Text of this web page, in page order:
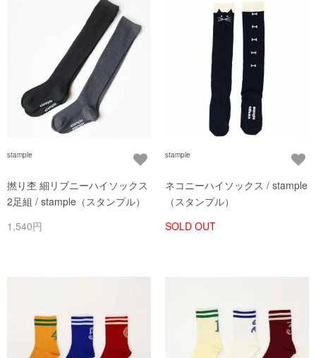
stample
撚り杢 細リブニーハイソックス
2足組 / stample（スタンプル）
1,540円
stample
ネコニーハイソックス / stample
（スタンプル）
SOLD OUT